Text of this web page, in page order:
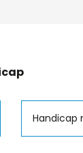
Handicap